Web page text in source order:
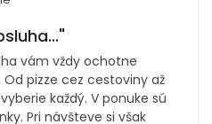
vám vždy ochotne
pizze cez cestoviny až
každý. V ponuke sú
Pri návšteve si však